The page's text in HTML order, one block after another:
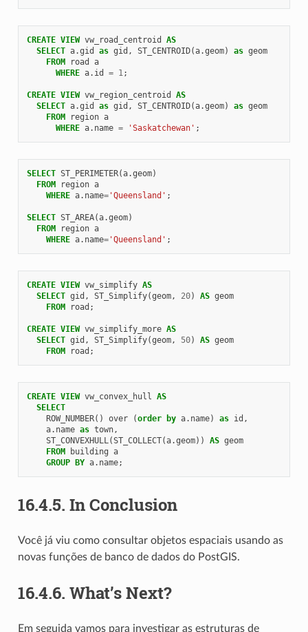
CREATE VIEW vw_road_centroid
AS
SELECT a.gid as gid , ST_CENTROID(a.geom) as geom
FROM
road
a
WHERE a. id = 1;
CREATE VIEW vw_region_centroid
AS
SELECT a.gid as gid , ST_CENTROID(a.geom) as geom
FROM
region a
WHERE a. name = 'Saskatchewan' ;
SELECT ST_PERIMETER(a.geom)
FROM
region a
WHERE a. name='Queensland' ;
SELECT ST_AREA(a.geom)
FROM
region a
WHERE a. name='Queensland' ;
CREATE VIEW vw_simplify AS
SELECT gid , ST_Simplify(geom, 20) AS geom
FROM
road ;
CREATE VIEW vw_simplify_more AS
SELECT gid , ST_Simplify(geom, 50) AS geom
FROM
road ;
CREATE VIEW vw_convex_hull AS
SELECT
ROW_NUMBER() over (order by a. name) as id ,
a. name as town,
ST_CONVEXHULL(ST_COLLECT(a.geom)) AS geom
FROM
building a
GROUP
BY a. name;
16.4.5. In Conclusion
Você já viu como consultar objetos espaciais usando as
novas funções de banco de dados do PostGIS.
16.4.6. What’s Next?
Em seguida vamos para investigar as estruturas de